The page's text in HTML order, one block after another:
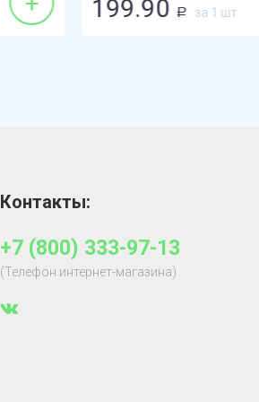
199.90 Р за 1 шт
Контакты:
+7 (800) 333-97-13
(Телефон интернет-магазина)